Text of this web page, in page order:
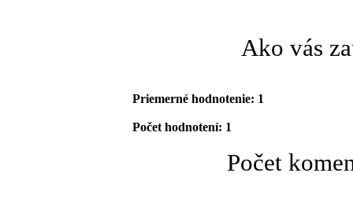
Ako vás
Priemerné hodnotenie: 1
Počet hodnotení: 1
Počet